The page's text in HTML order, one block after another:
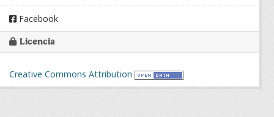
Facebook
Licencia
Creative Commons Attribution